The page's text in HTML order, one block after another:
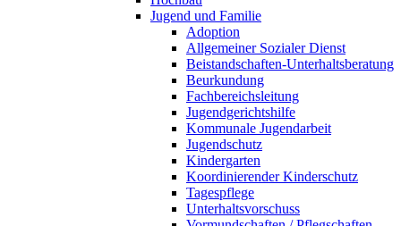
Jugend und Familie
Adoption
Allgemeiner Sozialer Dienst
Beistandschaften-Unterhaltsberatung
Beurkundung
Fachbereichsleitung
Jugendgerichtshilfe
Kommunale Jugendarbeit
Jugendschutz
Kindergarten
Koordinierender Kinderschutz
Tagespflege
Unterhaltsvorschuss